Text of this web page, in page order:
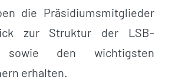
die Präsidiumsmitglieder
zur Struktur der LSB-
sowie den wichtigsten
erhalten.